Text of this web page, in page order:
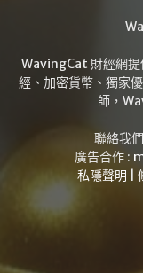
WavingCat 財經網提
經、加密貨幣、獨家
師，
聯絡我
廣告合作 :
私隱聲明